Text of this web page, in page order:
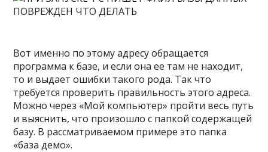
Вот именно по этому адресу обращается
программа к базе, и если она ее там не находит,
то и выдает ошибки такого рода. Так что
требуется проверить правильность этого адреса.
Можно через «Мой компьютер» пройти весь путь
и выяснить, что произошло с папкой содержащей
базу. В рассматриваемом примере это папка
«база демо».